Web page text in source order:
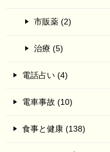
市販薬 (2)
治療 (5)
電話占い (4)
電車事故 (10)
食事と健康 (138)